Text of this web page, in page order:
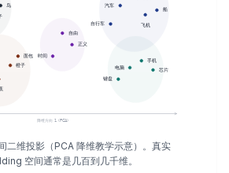
二维投影（PCA 降维教学示意）。真实
空间通常是几百到几千维。